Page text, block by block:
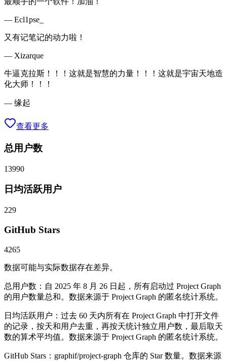
— Ecl1pse_
又有记笔记的动力啦！
— Xizarque
牛逼克拉斯！！！这就是智慧的力量！！！这就是宇宙天地造
化大师！！！
— 缘起
查看更多
总用户数
13990
日均活跃用户
229
GitHub Stars
4265
数据可能与实际数据存在差异。
总用户数：自 2025 年 8 月 26 日起，所有启动过 Project Graph
的用户数量总和。数据来源于 Project Graph 的匿名统计系统。
日均活跃用户：过去 60 天内所有在 Project Graph 中打开文件
的记录，按天和用户去重，再按天统计独立用户数，最后取天
数的算术平均值。数据来源于 Project Graph 的匿名统计系统。
GitHub Stars：graphif/project-graph 仓库的 Star 数量。数据来源